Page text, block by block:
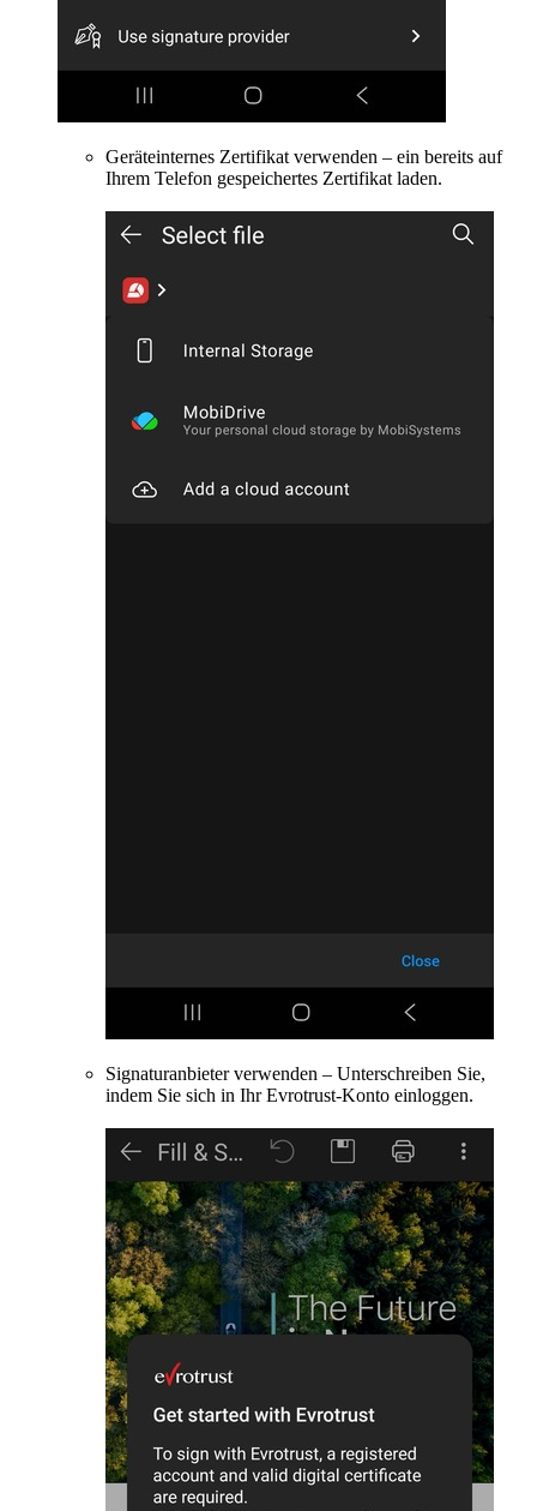
Geräteinternes Zertifikat verwenden – ein bereits auf
Ihrem Telefon gespeichertes Zertifikat laden.
Signaturanbieter verwenden – Unterschreiben Sie,
indem Sie sich in Ihr Evrotrust-Konto einloggen.